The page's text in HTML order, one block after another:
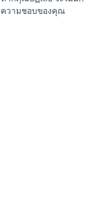
ความชอบของคุณ